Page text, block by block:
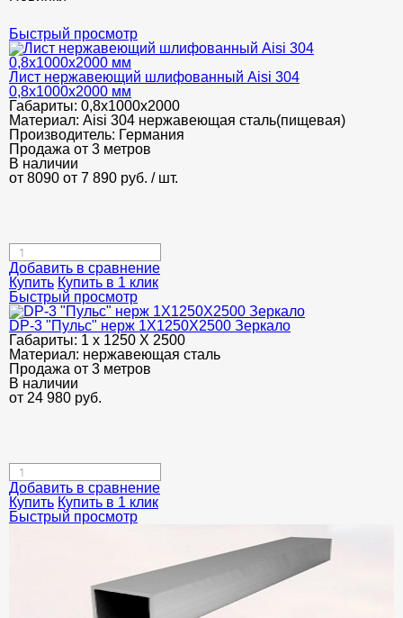
Быстрый просмотр
Лист нержавеющий шлифованный Aisi 304
0,8х1000х2000 мм
Габариты: 0,8х1000х2000
Материал: Aisi 304 нержавеющая сталь(пищевая)
Производитель: Германия
Продажа от 3 метров
В наличии
от 8090 от 7 890 руб. / шт.
Добавить в сравнение
Купить Купить в 1 клик
Быстрый просмотр
DP-3 "Пульс" нерж 1Х1250Х2500 Зеркало
Габариты: 1 х 1250 Х 2500
Материал: нержавеющая сталь
Продажа от 3 метров
В наличии
от 24 980 руб.
Добавить в сравнение
Купить Купить в 1 клик
Быстрый просмотр